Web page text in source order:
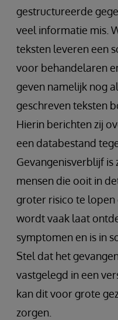
gestructureerde
veel informatie mis.
teksten leveren een
voor behandelaren
geven namelijk nog
geschreven teksten
Hierin berichten zij
een databestand
Gevangenisverblijf is
mensen die ooit in
groter risico te lopen
wordt vaak laat
symptomen en is in
Stel dat het
vastgelegd in een
kan dit voor grote
zorgen.